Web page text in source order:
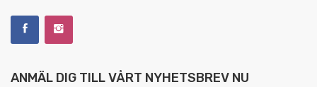
ANMÄL DIG TILL VÅRT NYHETSBREV NU